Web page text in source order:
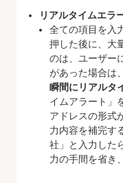
リアルタイムエラ
全ての項目を入
押した後に、大
のは、ユーザー
があった場合は、
瞬間にリアルタ
イムアラート」
アドレスの形式
力内容を補完す
社」と入力した
力の手間を省き